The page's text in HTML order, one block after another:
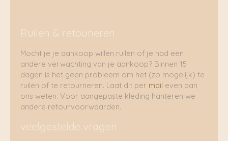
Ruilen & retouneren
Mocht je je aankoop willen ruilen of je had een
andere verwachting van je aankoop? Binnen 15
dagen is het geen probleem om het (zo mogelijk) te
ruilen of te retourneren. Laat dit per mail even aan
ons weten. Voor aangepaste kleding hanteren we
andere retourvoorwaarden.
veelgestelde vragen